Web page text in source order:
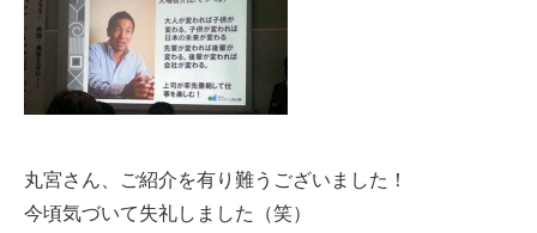
丸宮さん、ご紹介を有り難うございました！
今頃気づいて失礼しました（笑）